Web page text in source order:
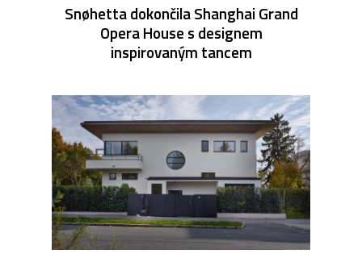
Snøhetta dokončila Shanghai Grand
Opera House s designem
inspirovaným tancem